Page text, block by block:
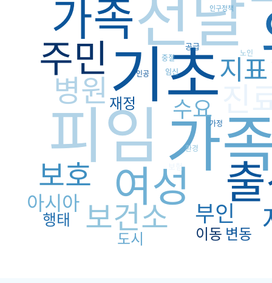
기초
가
피임
가족
여성
주민
진
보건소
병원
보호
지표
수요
부인
아시아
행태
변동
이동
재정
도시
공급
보험
가정
노인
환경
임신
인공
중절
인구정책